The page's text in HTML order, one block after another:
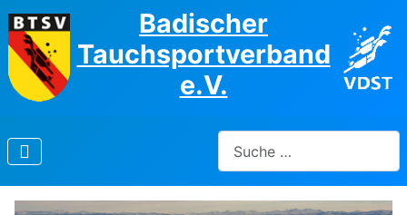
Badischer
Tauchsportverband
e.V.